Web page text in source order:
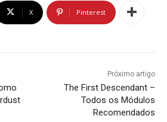
X Pinterest
Próximo artigo
The First Descendant –
Todos os Módulos
Recomendados